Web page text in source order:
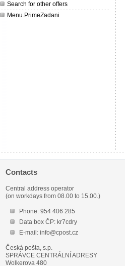
Search for other offers
Menu.PrimeZadani
Contacts
Central address operator
(on workdays from 08.00 to 15.00.)
Phone: 954 406 285
Data box ČP: kr7cdry
E-mail: info@cpost.cz
Česká pošta, s.p.
SPRÁVCE CENTRÁLNÍ ADRESY
Wolkerova 480